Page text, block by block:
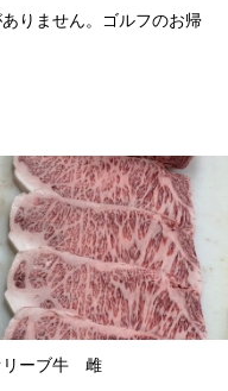
りません。ゴルフのお帰
リーブ牛 雌